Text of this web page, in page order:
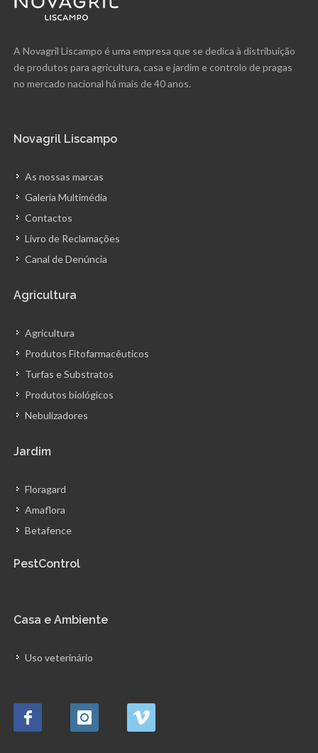
A Novagril Liscampo é uma empresa que se dedica à distribuição
de produtos para agricultura, casa e jardim e controlo de pragas
no mercado nacional há mais de 40 anos.
Novagril Liscampo
As nossas marcas
Galeria Multimédia
Contactos
Livro de Reclamações
Canal de Denúncia
Agricultura
Agricultura
Produtos Fitofarmacêuticos
Turfas e Substratos
Produtos biológicos
Nebulizadores
Jardim
Floragard
Amaflora
Betafence
PestControl
Casa e Ambiente
Uso veterinário